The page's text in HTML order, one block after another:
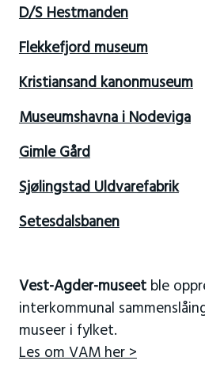
D/S Hestmanden
Flekkefjord museum
Kristiansand kanonmuseum
Museumshavna i Nodeviga
Gimle Gård
Sjølingstad Uldvarefabrik
Setesdalsbanen
Vest-Agder-museetble
interkommunal
museer i fylket.
Les om VAM her >